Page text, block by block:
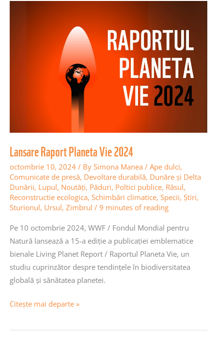
Lansare Raport Planeta Vie 2024
octombrie 10, 2024 / By Simona Manea / Ape dulci,
Comunicate de presă, Devoltare durabilă, Dunăre și Delta
Dunării, Lupul, Noutăţi, Păduri, Poltici publice, Râsul,
Reconstructie ecologica, Schimbări climatice, Specii, Știri,
Sturionul, Ursul, Zimbrul / 9 minutes of reading
Pe 10 octombrie 2024, WWF / Fondul Mondial pentru
Natură lansează a 15-a ediție a publicației emblematice
bienale Living Planet Report / Raportul Planeta Vie, un
studiu cuprinzător despre tendințele în biodiversitatea
globală și sănătatea planetei.
Citește mai departe »